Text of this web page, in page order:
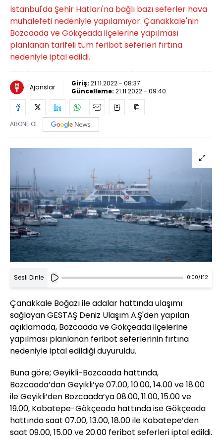
İstanbul'da Şehir Hatları'na bağlı bazı seferler hava
muhalefeti nedeniyle yapılamıyor. Çanakkale'nin
Bozcaada ve Gökçeada ilçelerine yapılması
planlanan tarifeli tüm feribot seferleri fırtına
nedeniyle iptal edildi.
Ajanslar Giriş: 21.11.2022 - 08:37
Güncelleme: 21.11.2022 - 09:40
ABONE OL
Sesli Dinle 0:00/1:12
Çanakkale Boğazı ile adalar hattında ulaşımı
sağlayan GESTAŞ Deniz Ulaşım A.Ş'den yapılan
açıklamada, Bozcaada ve Gökçeada ilçelerine
yapılması planlanan feribot seferlerinin fırtına
nedeniyle iptal edildiği duyuruldu.
Buna göre; Geyikli-Bozcaada hattında,
Bozcaada’dan Geyikli’ye 07.00, 10.00, 14.00 ve 18.00
ile Geyikli’den Bozcaada’ya 08.00, 11.00, 15.00 ve
19.00, Kabatepe-Gökçeada hattında ise Gökçeada
hattında saat 07.00, 13.00, 18.00 ile Kabatepe’den
saat 09.00, 15.00 ve 20.00 feribot seferleri iptal edildi.